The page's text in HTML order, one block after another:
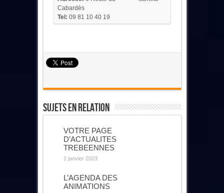
Cabardès
Tel: 09 81 10 40 19
Sujets En Relation
VOTRE PAGE
D’ACTUALITES
TREBEENNES
2 janvier 2023
L’AGENDA DES
ANIMATIONS